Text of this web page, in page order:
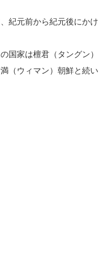
紀元前から紀元後にかけ
国家は檀君（タングン）
（ウィマン）朝鮮と続い